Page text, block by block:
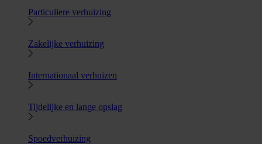
Particuliere verhuizing
Zakelijke verhuizing
Internationaal verhuizen
Tijdelijke en lange opslag
Spoedverhuizing